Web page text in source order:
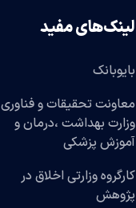
لینک‌های مفید
بایوبانک
معاونت تحقیقات و فناوری
وزارت بهداشت ،درمان و
آموزش پزشکی
کارگروه وزارتی اخلاق در
پژوهش